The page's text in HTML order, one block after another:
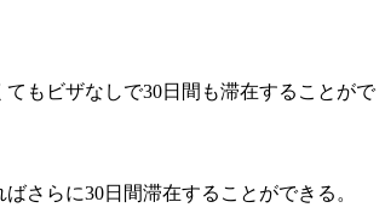
もビザなしで30日間も滞在することがで
さらに30日間滞在することができる。